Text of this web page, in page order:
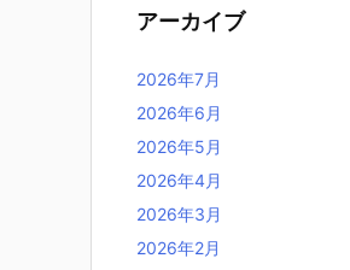
アーカイブ
2026年7月
2026年6月
2026年5月
2026年4月
2026年3月
2026年2月